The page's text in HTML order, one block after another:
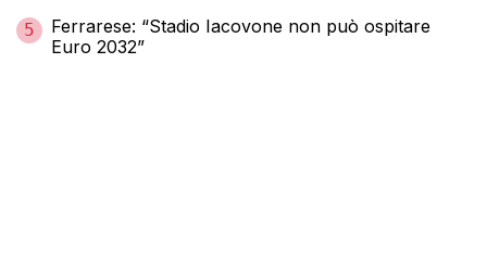
5
Ferrarese: “Stadio Iacovone non può ospitare
Euro 2032”